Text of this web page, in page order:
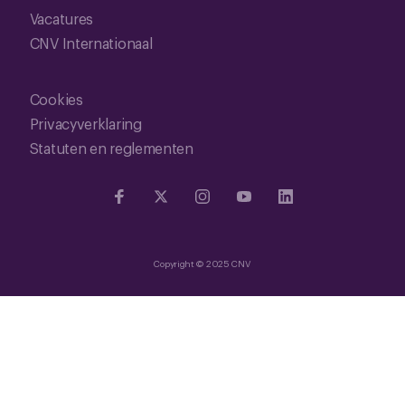
Vacatures
CNV Internationaal
Cookies
Privacyverklaring
Statuten en reglementen
Copyright © 2025 CNV